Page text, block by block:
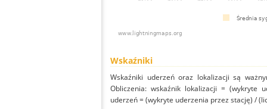
Wskaźniki
Wskaźniki uderzeń oraz lokalizacji są
Obliczenia: wskaźnik lokalizacji = (wykryte
uderzeń = (wykryte uderzenia przez stację) /